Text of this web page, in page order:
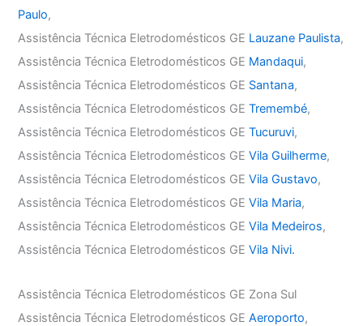
Paulo,
Assistência Técnica Eletrodomésticos GE Lauzane Paulista,
Assistência Técnica Eletrodomésticos GE Mandaqui,
Assistência Técnica Eletrodomésticos GE Santana,
Assistência Técnica Eletrodomésticos GETremembé,
Assistência Técnica Eletrodomésticos GETucuruvi,
Assistência Técnica Eletrodomésticos GEVila Guilherme,
Assistência Técnica Eletrodomésticos GEVila Gustavo,
Assistência Técnica Eletrodomésticos GEVila Maria,
Assistência Técnica Eletrodomésticos GEVila Medeiros,
Assistência Técnica Eletrodomésticos GEVila Nivi.
Assistência Técnica Eletrodomésticos GE Zona Sul
Assistência Técnica Eletrodomésticos GEAeroporto,